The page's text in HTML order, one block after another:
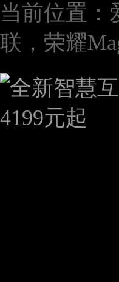
当前位置：
联，荣耀